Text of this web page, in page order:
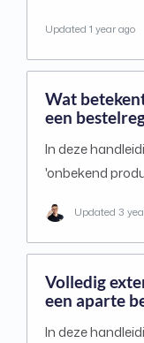
Updated 1 year ago
Wat
een
In deze
'onbekend
Updated 3
Volledig
een aparte
In deze